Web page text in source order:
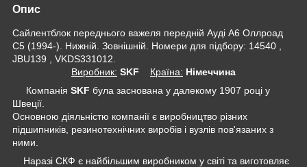
Опис
Сайлентблок переднього важеля передній Ауді А6 Оллроад
С5 (1994-). Нижній. Зовнішній. Номери для підбору: 14540 ,
JBU139 , VKDS331012.
Виробник: SKF Крaїна: Німеччина
Компанія SKF була заснована у далекому 1907 році у
Швеції.
Основною діяльністю компанії є виробництво різних
підшипників, резинотехнічних виробів і вузлів пов'язаних з
ними.
Наразі СКФ є найбільшим виробником у світі та виготовляє